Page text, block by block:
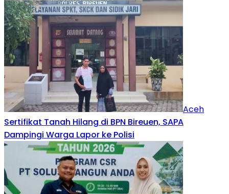
Aceh
Sertifikat Tanah Hilang di BPN Bireuen, SAPA
Dampingi Warga Lapor ke Polisi